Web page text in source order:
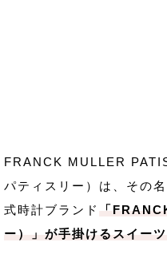
FRANCK MULLER
パティスリー）は、その
式時計ブランド
「
ー）」が手掛けるスイー